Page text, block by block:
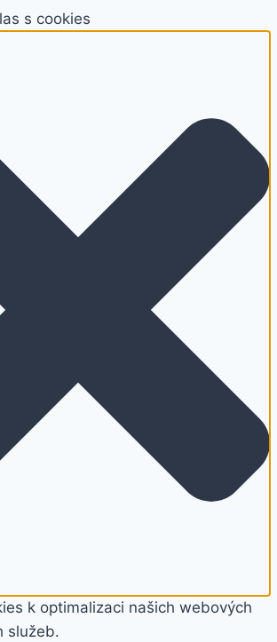
s cookies
k optimalizaci našich webových
služeb.